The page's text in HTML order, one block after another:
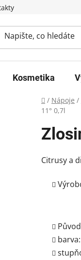
Kosmetika
Domů
/ Nápoje /
11° 0,7l
Citrusy a
barva: